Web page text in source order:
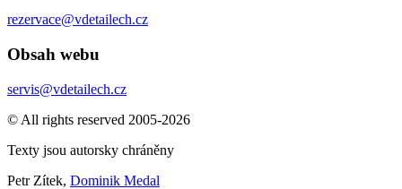
rezervace@vdetailech.cz
Obsah webu
servis@vdetailech.cz
© All rights reserved 2005-2026
Texty jsou autorsky chráněny
Petr Zítek, Dominik Medal